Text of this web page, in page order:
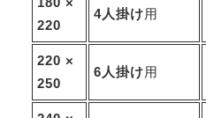
220
4人掛け用
220 ×
250
6人掛け用